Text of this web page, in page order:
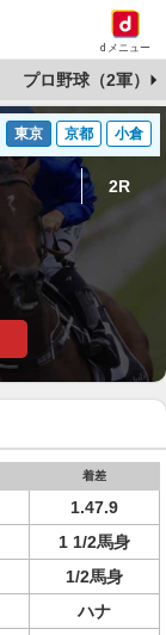
dメニュー
プロ野球（2軍）
東京 京都 小倉
2R
着差
1.47.9
1 1/2馬身
1/2馬身
ハナ